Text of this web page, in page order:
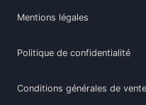
Mentions légales
Politique de confidentialité
Conditions générales de vente